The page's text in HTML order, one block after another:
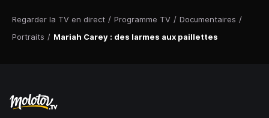
Regarder la TV en direct / Programme TV / Documentaires /
Portraits / Mariah Carey : des larmes aux paillettes